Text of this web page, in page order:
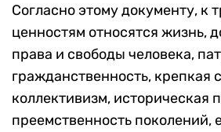
Согласно этому документу, к
ценностям относятся жизнь,
права и свободы человека,
гражданственность, крепкая
коллективизм, историческая
преемственность поколений,